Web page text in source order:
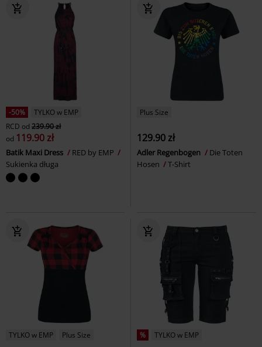
-50%
TYLKO w EMP
RCD od 239.90 zł
od 119.90 zł
Batik Maxi Dress
RED by EMP
Sukienka długa
Plus Size
129.90 zł
Adler Regenbogen
Die Toten
Hosen
T-Shirt
TYLKO w EMP Plus Size % TYLKO w EMP